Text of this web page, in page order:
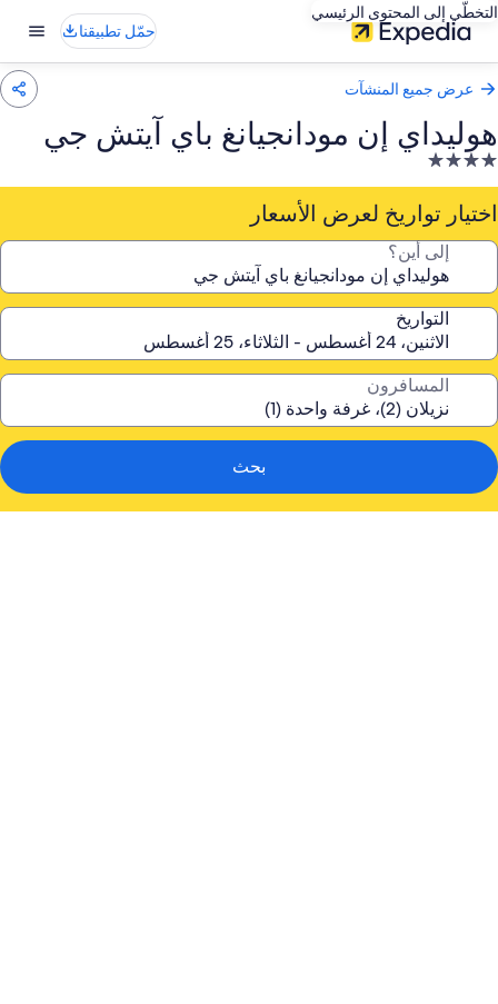
التخطّي إلى المحتوى الرئيسي
حمّل تطبيقنا
عرض جميع المنشآت
هوليداي إن مودانجيانغ باي آيتش جي
منشأة
فندقية
مصنفة
4.0
اختيار تواريخ لعرض الأسعار
إلى أين؟
التواريخ
المسافرون
بحث